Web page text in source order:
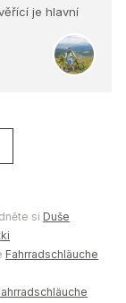
je hlavní
si Duše
Fahrradschläuche